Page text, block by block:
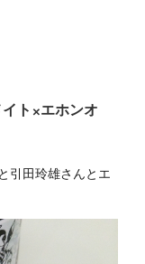
ト×エホンオ
引田玲雄さんとエ